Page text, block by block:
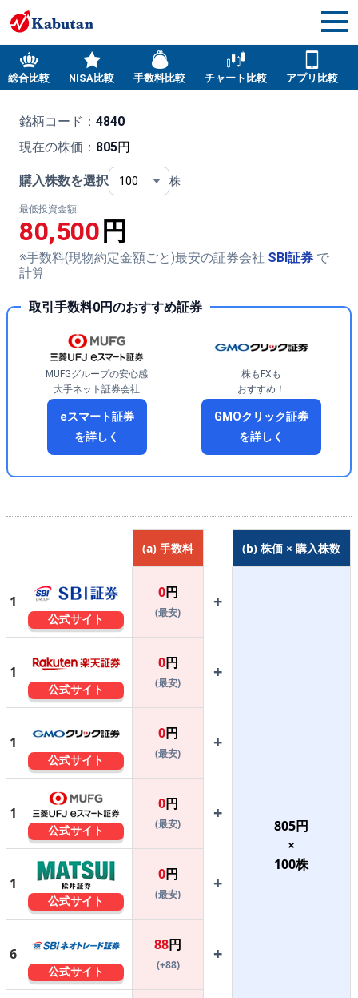
総合比較 NISA比較 手数料比較 チャート比較 アプリ比較
銘柄コード： 4840
現在の株価： 805円
購入株数を選択 株
最低投資金額
80,500 円
※手数料(現物約定金額ごと)最安の証券会社 SBI証券 で
計算
取引手数料0円のおすすめ証券
MUFGグループの安心感
大手ネット証券会社
eスマート証券
を詳しく
株もFXも
おすすめ！
GMOクリック証券
を詳しく
(a) 手数料 (b) 株価 × 購入株数
1
公式サイト
0円
(最安)
+
805円
×
100株
1
公式サイト
0円
(最安)
+
1
公式サイト
0円
(最安)
+
1
公式サイト
0円
(最安)
+
1
公式サイト
0円
(最安)
+
6
公式サイト
88円
(+88)
+